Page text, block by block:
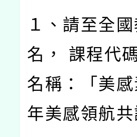
１、請至全
名，
課程代
名稱：「美
年美感領航共